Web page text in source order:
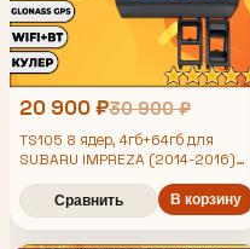
20 900 ₽30 900 ₽
TS105 8 ядер, 4гб+64гб для
SUBARU IMPREZA (2014-2016)
Android магнитола
Сравнить В корзину